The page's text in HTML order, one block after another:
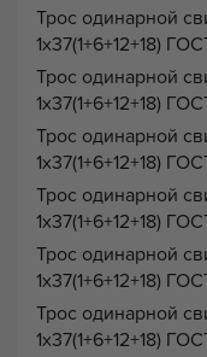
Трос одинарной
1х37(1+6+12+18)
Трос одинарной
1х37(1+6+12+18)
Трос одинарной
1х37(1+6+12+18)
Трос одинарной
1х37(1+6+12+18)
Трос одинарной
1х37(1+6+12+18)
Трос одинарной
1х37(1+6+12+18)